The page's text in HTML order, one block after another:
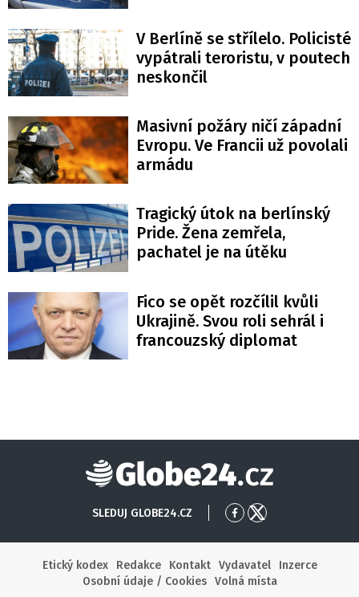
V Berlíně se střílelo. Policisté
vypátrali teroristu, v poutech
neskončil
Masivní požáry ničí západní
Evropu. Ve Francii už povolali
armádu
Tragický útok na berlínský
Pride. Žena zemřela,
pachatel je na útěku
Fico se opět rozčílil kvůli
Ukrajině. Svou roli sehrál i
francouzský diplomat
Globe24
SLEDUJ GLOBE24.CZ
PřejítPřejít
Etický kodex
Redakce Kontakt Vydavatel
Inzerce
Osobní údaje / Cookies
Volná místa